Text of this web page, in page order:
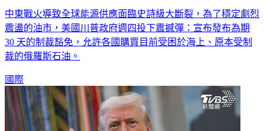
中東戰火導致全球能源供應面臨史詩級大斷裂，為了穩定劇烈
震盪的油市，美國川普政府週四投下震撼彈：宣布發布為期
30 天的制裁豁免，允許各國購買目前受困於海上、原本受制
裁的俄羅斯石油。
國際